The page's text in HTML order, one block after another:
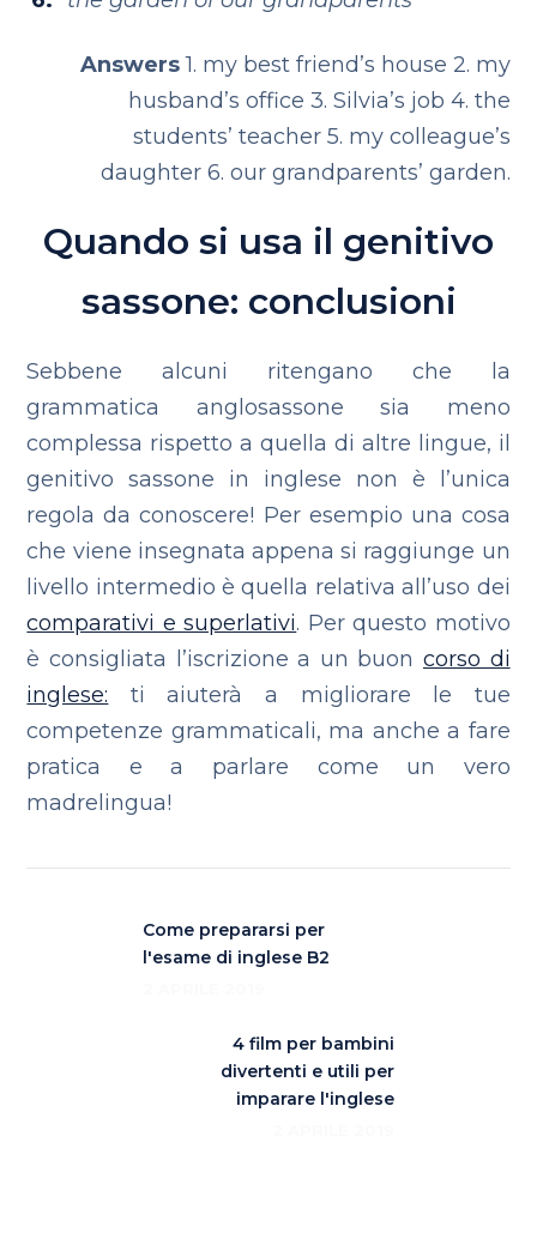
Answers1. my best friend’s house 2. my
husband’s office 3. Silvia’s job 4. the
students’ teacher5. my colleague’s
daughter6. our grandparents’ garden.
Quando si usa il genitivo
sassone: conclusioni
Sebbene alcuni ritengano che la
grammatica anglosassone sia meno
complessa rispetto a quella di altre lingue, il
genitivo sassone in inglese non è l’unica
regola da conoscere! Per esempio una cosa
che viene insegnata appena si raggiunge un
livello intermedio è quella relativa all’uso dei
comparativi e superlativi. Per questo motivo
è consigliata l’iscrizione a un buon corso di
inglese: ti aiuterà a migliorare le tue
competenze grammaticali, ma anche a fare
pratica e a parlare come un vero
madrelingua!
Come prepararsi per
l'esame di inglese B2
4 film per bambini
divertenti e utili per
imparare l'inglese